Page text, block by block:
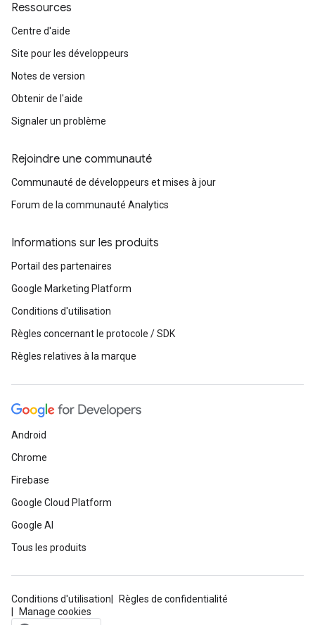
Ressources
Centre d'aide
Site pour les développeurs
Notes de version
Obtenir de l'aide
Signaler un problème
Rejoindre une communauté
Communauté de développeurs et mises à jour
Forum de la communauté Analytics
Informations sur les produits
Portail des partenaires
Google Marketing Platform
Conditions d'utilisation
Règles concernant le protocole / SDK
Règles relatives à la marque
Android
Chrome
Firebase
Google Cloud Platform
Google AI
Tous les produits
Conditions d'utilisation
Règles de confidentialité
Manage cookies